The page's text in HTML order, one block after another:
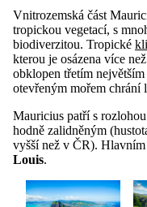
Vnitrozemská část
tropickou vegetací, s
biodiverzitou. Tropické
kterou je osázena více
obklopen třetím
otevřeným mořem chrání
Mauricius patří s
hodně zalidněným
vyšší než v ČR). Hlavním
Louis.